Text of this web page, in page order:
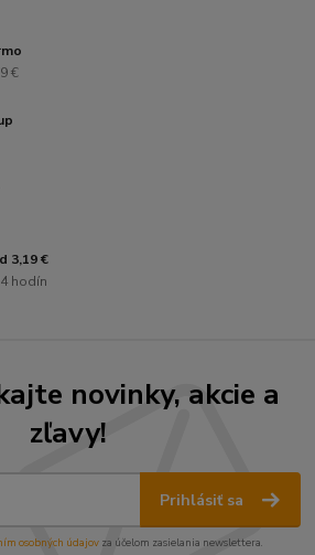
€
3,19 €
hodín
novinky, akcie a
zľavy!
Prihlásiť sa
osobných údajov za účelom zasielania newslettera.